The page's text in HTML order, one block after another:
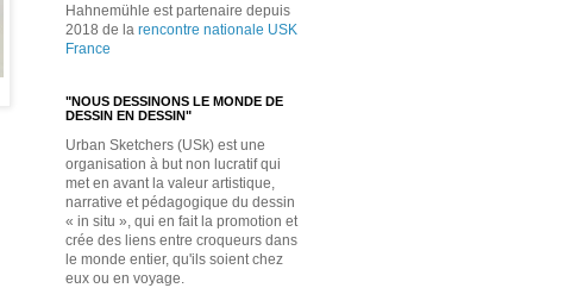
Hahnemühle est partenaire depuis
2018 de la rencontre nationale USK
France
"NOUS DESSINONS LE MONDE DE
DESSIN EN DESSIN"
Urban Sketchers (USk) est une
organisation à but non lucratif qui
met en avant la valeur artistique,
narrative et pédagogique du dessin
« in situ », qui en fait la promotion et
crée des liens entre croqueurs dans
le monde entier, qu'ils soient chez
eux ou en voyage.